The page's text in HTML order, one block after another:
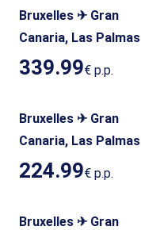
Bruxelles ✈ Gran
Canaria, Las Palmas
339.99€ p.p.
Bruxelles ✈ Gran
Canaria, Las Palmas
224.99€ p.p.
Bruxelles ✈ Gran